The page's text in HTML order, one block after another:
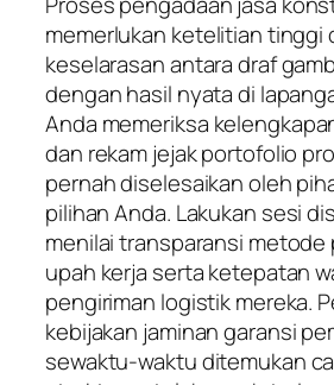
memerlukan ketelitian tinggi
keselarasan antara draf
dengan hasil nyata di
Anda memeriksa
dan rekam jejak portofolio
pernah diselesaikan oleh
pilihan Anda. Lakukan sesi
menilai transparansi
upah kerja serta ketepatan
pengiriman logistik mereka.
kebijakan jaminan garansi
sewaktu-waktu ditemukan